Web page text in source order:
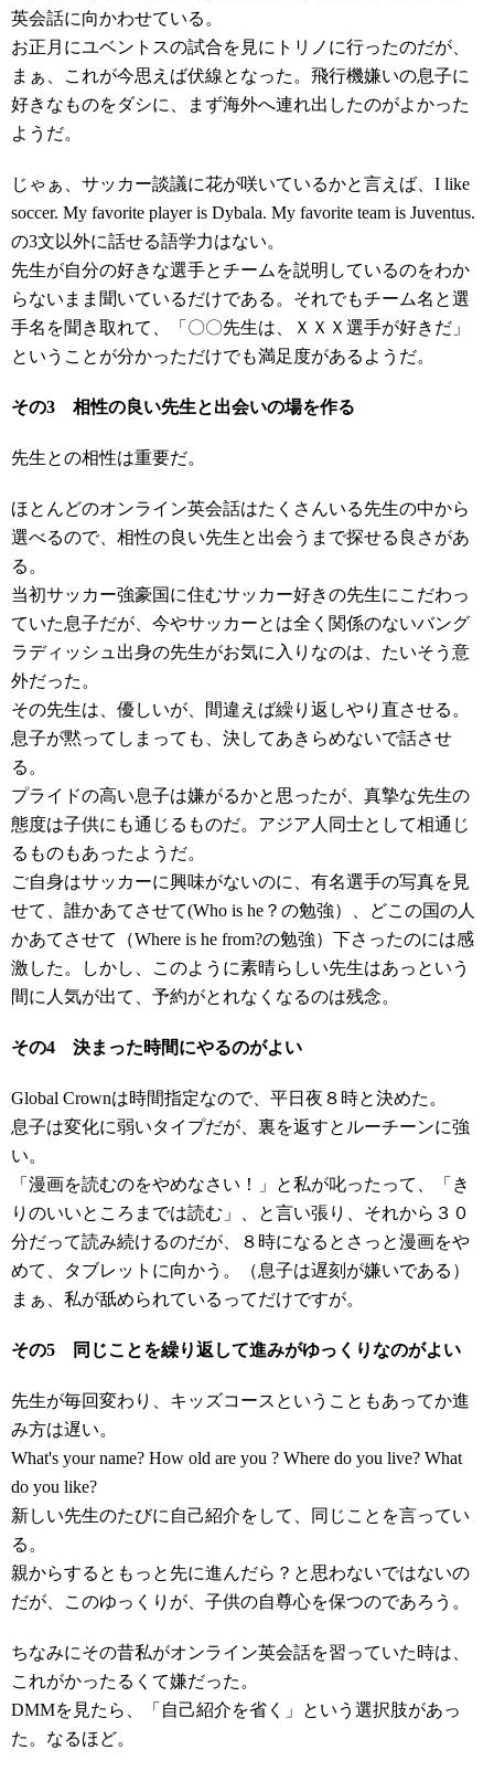
英会話に向かわせている。
お正月にユベントスの試合を見にトリノに行ったのだが、
まぁ、これが今思えば伏線となった。飛行機嫌いの息子に
好きなものをダシに、まず海外へ連れ出したのがよかった
ようだ。
じゃぁ、サッカー談議に花が咲いているかと言えば、I like
soccer. My favorite player is Dybala. My favorite team is Juventus.
の3文以外に話せる語学力はない。
先生が自分の好きな選手とチームを説明しているのをわか
らないまま聞いているだけである。それでもチーム名と選
手名を聞き取れて、「〇〇先生は、ＸＸＸ選手が好きだ」
ということが分かっただけでも満足度があるようだ。
その3 相性の良い先生と出会いの場を作る
先生との相性は重要だ。
ほとんどのオンライン英会話はたくさんいる先生の中から
選べるので、相性の良い先生と出会うまで探せる良さがあ
る。
当初サッカー強豪国に住むサッカー好きの先生にこだわっ
ていた息子だが、今やサッカーとは全く関係のないバング
ラディッシュ出身の先生がお気に入りなのは、たいそう意
外だった。
その先生は、優しいが、間違えば繰り返しやり直させる。
息子が黙ってしまっても、決してあきらめないで話させ
る。
プライドの高い息子は嫌がるかと思ったが、真摯な先生の
態度は子供にも通じるものだ。アジア人同士として相通じ
るものもあったようだ。
ご自身はサッカーに興味がないのに、有名選手の写真を見
せて、誰かあてさせて(Who is he？の勉強）、どこの国の人
かあてさせて（Where is he from?の勉強）下さったのには感
激した。しかし、このように素晴らしい先生はあっという
間に人気が出て、予約がとれなくなるのは残念。
その4 決まった時間にやるのがよい
Global Crownは時間指定なので、平日夜８時と決めた。
息子は変化に弱いタイプだが、裏を返すとルーチーンに強
い。
「漫画を読むのをやめなさい！」と私が叱ったって、「き
りのいいところまでは読む」、と言い張り、それから３０
分だって読み続けるのだが、８時になるとさっと漫画をや
めて、タブレットに向かう。（息子は遅刻が嫌いである）
まぁ、私が舐められているってだけですが。
その5 同じことを繰り返して進みがゆっくりなのがよい
先生が毎回変わり、キッズコースということもあってか進
み方は遅い。
What's your name? How old are you ? Where do you live? What
do you like?
新しい先生のたびに自己紹介をして、同じことを言ってい
る。
親からするともっと先に進んだら？と思わないではないの
だが、このゆっくりが、子供の自尊心を保つのであろう。
ちなみにその昔私がオンライン英会話を習っていた時は、
これがかったるくて嫌だった。
DMMを見たら、「自己紹介を省く」という選択肢があっ
た。なるほど。